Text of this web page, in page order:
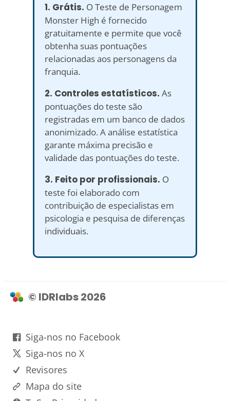
1. Grátis. O Teste de Personagem
Monster High é fornecido
gratuitamente e permite que você
obtenha suas pontuações
relacionadas aos personagens da
franquia.
2. Controles estatísticos. As
pontuações do teste são
registradas em um banco de dados
anonimizado. A análise estatística
garante máxima precisão e
validade das pontuações do teste.
3. Feito por profissionais. O
teste foi elaborado com
contribuição de especialistas em
psicologia e pesquisa de diferenças
individuais.
© IDRlabs 2026
Siga-nos no Facebook
Siga-nos no X
Revisores
Mapa do site